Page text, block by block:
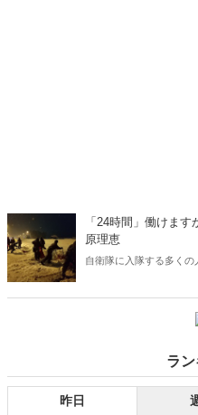
「24時間」働けま
原理恵
自衛隊に入隊する多くの
取る時間すらないのが
ラ
昨日